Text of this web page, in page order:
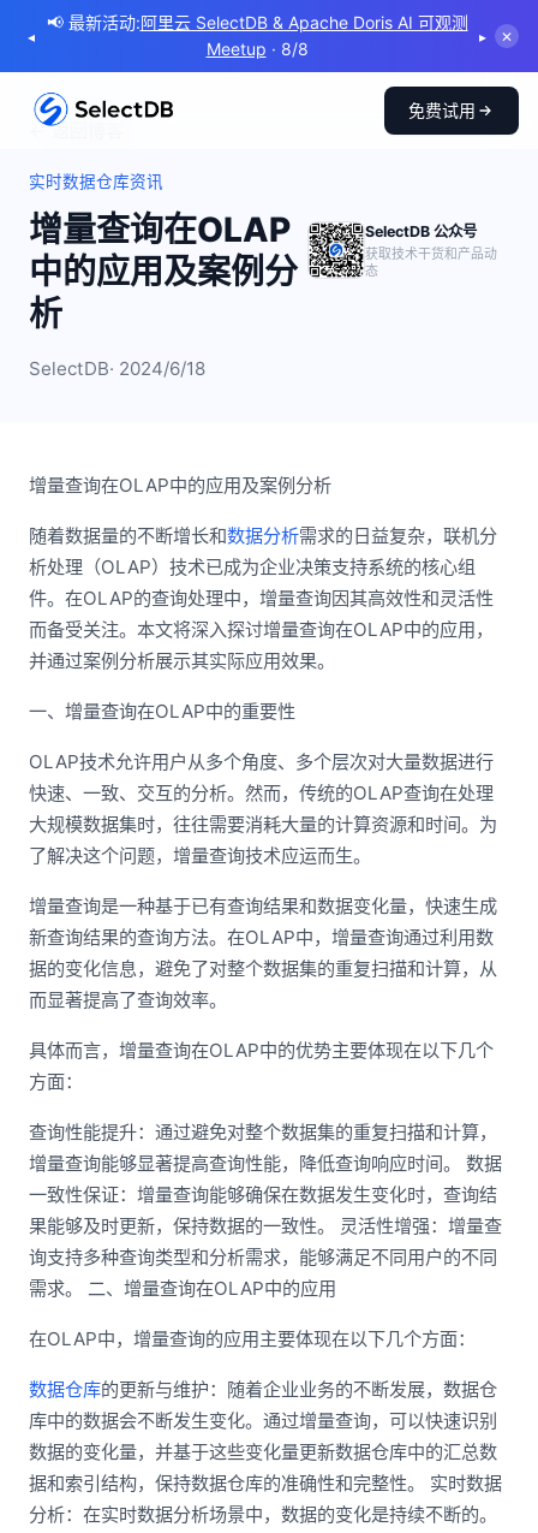
◂
📢 最新活动:阿里云 SelectDB & Apache Doris AI 可观测
Meetup · 8/8
▸ ✕
免费试用
← 返回博客
实时数据仓库资讯
增量查询在OLAP
中的应用及案例分
析
SelectDB· 2024/6/18
SelectDB 公众号
获取技术干货和产品动
态
增量查询在OLAP中的应用及案例分析
随着数据量的不断增长和数据分析需求的日益复杂，联机分
析处理（OLAP）技术已成为企业决策支持系统的核心组
件。在OLAP的查询处理中，增量查询因其高效性和灵活性
而备受关注。本文将深入探讨增量查询在OLAP中的应用，
并通过案例分析展示其实际应用效果。
一、增量查询在OLAP中的重要性
OLAP技术允许用户从多个角度、多个层次对大量数据进行
快速、一致、交互的分析。然而，传统的OLAP查询在处理
大规模数据集时，往往需要消耗大量的计算资源和时间。为
了解决这个问题，增量查询技术应运而生。
增量查询是一种基于已有查询结果和数据变化量，快速生成
新查询结果的查询方法。在OLAP中，增量查询通过利用数
据的变化信息，避免了对整个数据集的重复扫描和计算，从
而显著提高了查询效率。
具体而言，增量查询在OLAP中的优势主要体现在以下几个
方面：
查询性能提升：通过避免对整个数据集的重复扫描和计算，
增量查询能够显著提高查询性能，降低查询响应时间。 数据
一致性保证：增量查询能够确保在数据发生变化时，查询结
果能够及时更新，保持数据的一致性。 灵活性增强：增量查
询支持多种查询类型和分析需求，能够满足不同用户的不同
需求。 二、增量查询在OLAP中的应用
在OLAP中，增量查询的应用主要体现在以下几个方面：
数据仓库的更新与维护：随着企业业务的不断发展，数据仓
库中的数据会不断发生变化。通过增量查询，可以快速识别
数据的变化量，并基于这些变化量更新数据仓库中的汇总数
据和索引结构，保持数据仓库的准确性和完整性。 实时数据
分析：在实时数据分析场景中，数据的变化是持续不断的。